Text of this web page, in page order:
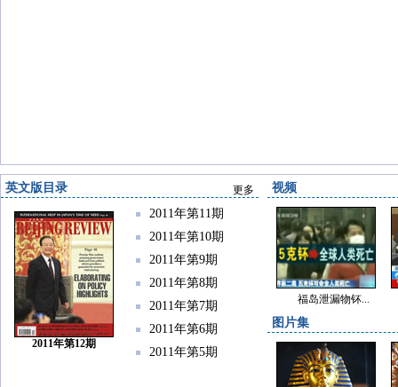
英文版目录 更多
2011年第12期
2011年第11期
2011年第10期
2011年第9期
2011年第8期
2011年第7期
2011年第6期
2011年第5期
视频
福岛泄漏物钚...
图片集